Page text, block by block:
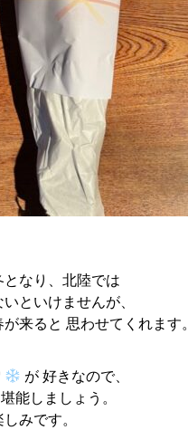
なり、北陸では
といけませんが、
来ると 思わせてくれます。
が 好きなので、
能しましょう。
みです。